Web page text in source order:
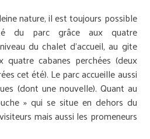
nature, il est toujours possible
du parc grâce aux quatre
du chalet d’accueil, au gite
cabanes perchées (deux
cet été). Le parc accueille aussi
(dont une nouvelle). Quant au
» qui se situe en dehors du
mais aussi les promeneurs